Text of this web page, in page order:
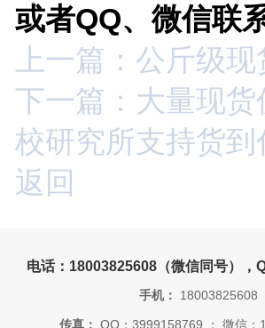
或者QQ、微信联系
上一篇：公斤级
下一篇：大量现货
校研究所支持货到
返回
电话：18003825608（微信同号），
手机： 18003825608
传真： QQ：3999158769 ； 微信：